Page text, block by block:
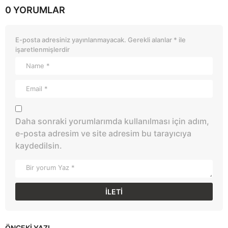
0 YORUMLAR
E-posta adresiniz yayınlanmayacak. Gerekli alanlar * ile
işaretlenmişlerdir
Daha sonraki yorumlarımda kullanılması için adım,
e-posta adresim ve site adresim bu tarayıcıya
kaydedilsin.